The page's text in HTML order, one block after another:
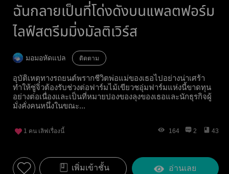
ฉันกลายเป็นที่โด่งดังบนแพลตฟอร์ม
ไลฟ์สตรีมมิ่งมัลติเวิร์ส
มอมอหัดแปล ติดตาม
อุบัติเหตุทางรถยนต์พรากชีวิตพ่อแม่ของเธอไปอย่างน่าเศร้า
ทำให้ซู่จิ่วต้องรับช่วงต่อฟาร์มไม้เขียวชอุ่มฟาร์มแห่งนี้ขาดทุน
อย่างต่อเนื่องและเป็นที่หมายปองของลุงของเธอและนักธุรกิจผู้
มั่งคั่งคนหนึ่งในขณะ...
1 คน เลิฟเรื่องนี้ 164 2 43
เพิ่มเข้าชั้น อ่านเลย